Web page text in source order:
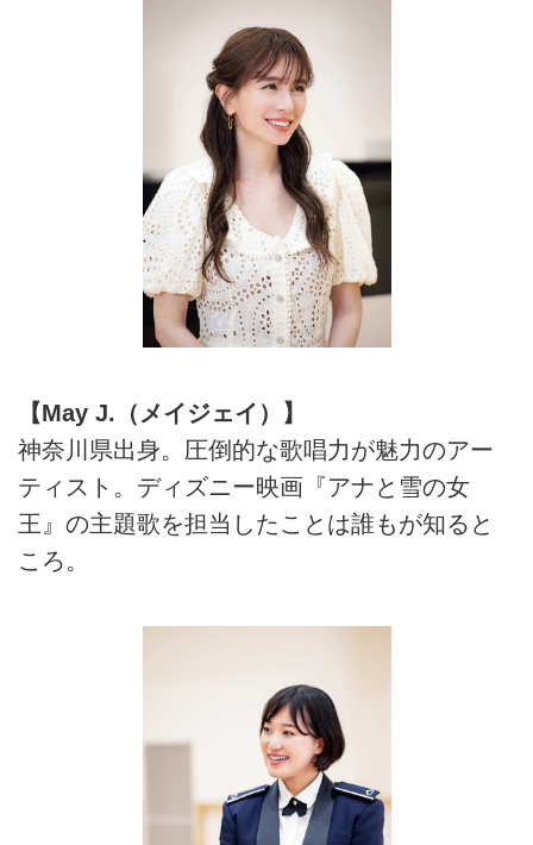
【May J.（メイジェイ）】
神奈川県出身。圧倒的な歌唱力が魅力のアー
ティスト。ディズニー映画『アナと雪の女
王』の主題歌を担当したことは誰もが知ると
ころ。